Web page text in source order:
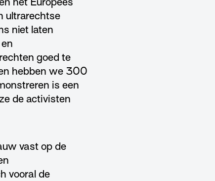
ultrarechtse
niet laten
goed te
hebben we 300
is een
de activisten
vast op de
vooral de